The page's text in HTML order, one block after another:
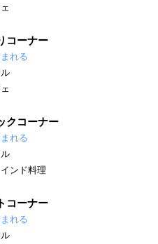
コーナー
れる
クコーナー
れる
ンド料理
コーナー
れる